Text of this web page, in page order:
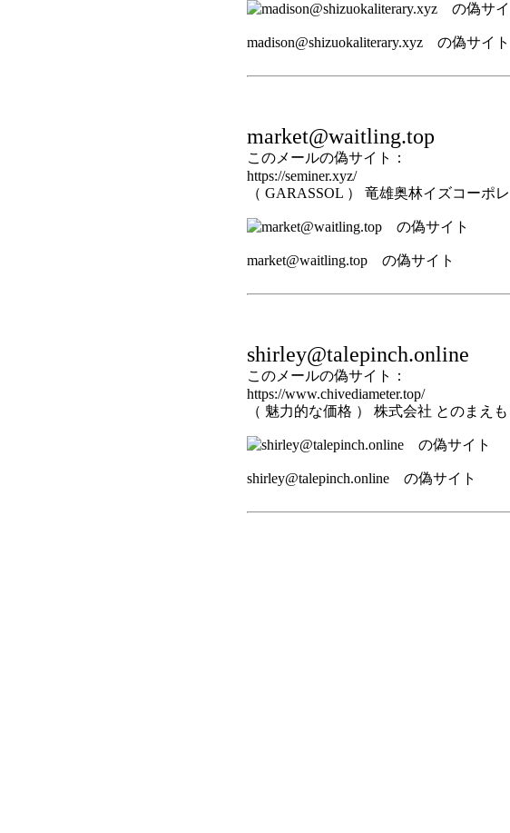
madison@shizuokaliterary.xyz の偽サイト
market@waitling.top
このメールの偽サイト：
https://seminer.xyz/
（ GARASSOL ） 竜雄奥林イズコーポ
market@waitling.top の偽サイト
shirley@talepinch.online
このメールの偽サイト：
https://www.chivediameter.top/
（ 魅力的な価格 ） 株式会社 とのまえ
shirley@talepinch.online の偽サイト